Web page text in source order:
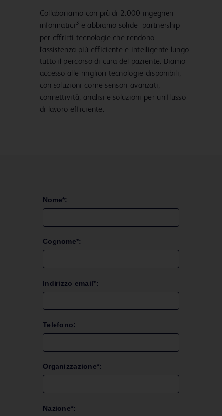
Collaboriamo con più di 2.000 ingegneri
informatici 3 e abbiamo solide partnership
per offrirti tecnologie che rendono
l'assistenza più efficiente e intelligente lungo
tutto il percorso di cura del paziente. Diamo
accesso alle migliori tecnologie disponibili,
con soluzioni come sensori avanzati,
connettività, analisi e soluzioni per un flusso
di lavoro efficiente.
Nome*:
Cognome*:
Indirizzo email*:
Telefono:
Organizzazione*:
Nazione*: